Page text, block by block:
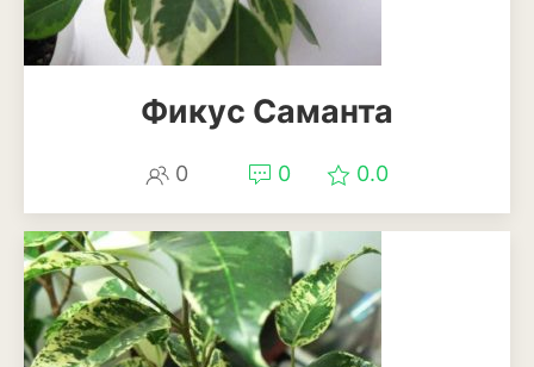
Фикус Саманта
0 0 0.0